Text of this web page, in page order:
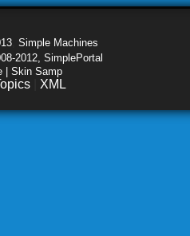
Simple Machines
2012, SimplePortal
| Skin Samp
XML